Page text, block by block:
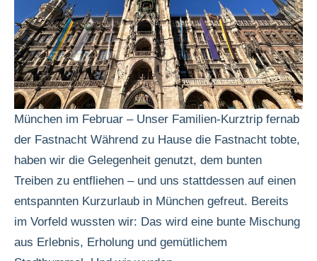
München im Februar – Unser Familien-Kurztrip fernab
der Fastnacht Während zu Hause die Fastnacht tobte,
haben wir die Gelegenheit genutzt, dem bunten
Treiben zu entfliehen – und uns stattdessen auf einen
entspannten Kurzurlaub in München gefreut. Bereits
im Vorfeld wussten wir: Das wird eine bunte Mischung
aus Erlebnis, Erholung und gemütlichem